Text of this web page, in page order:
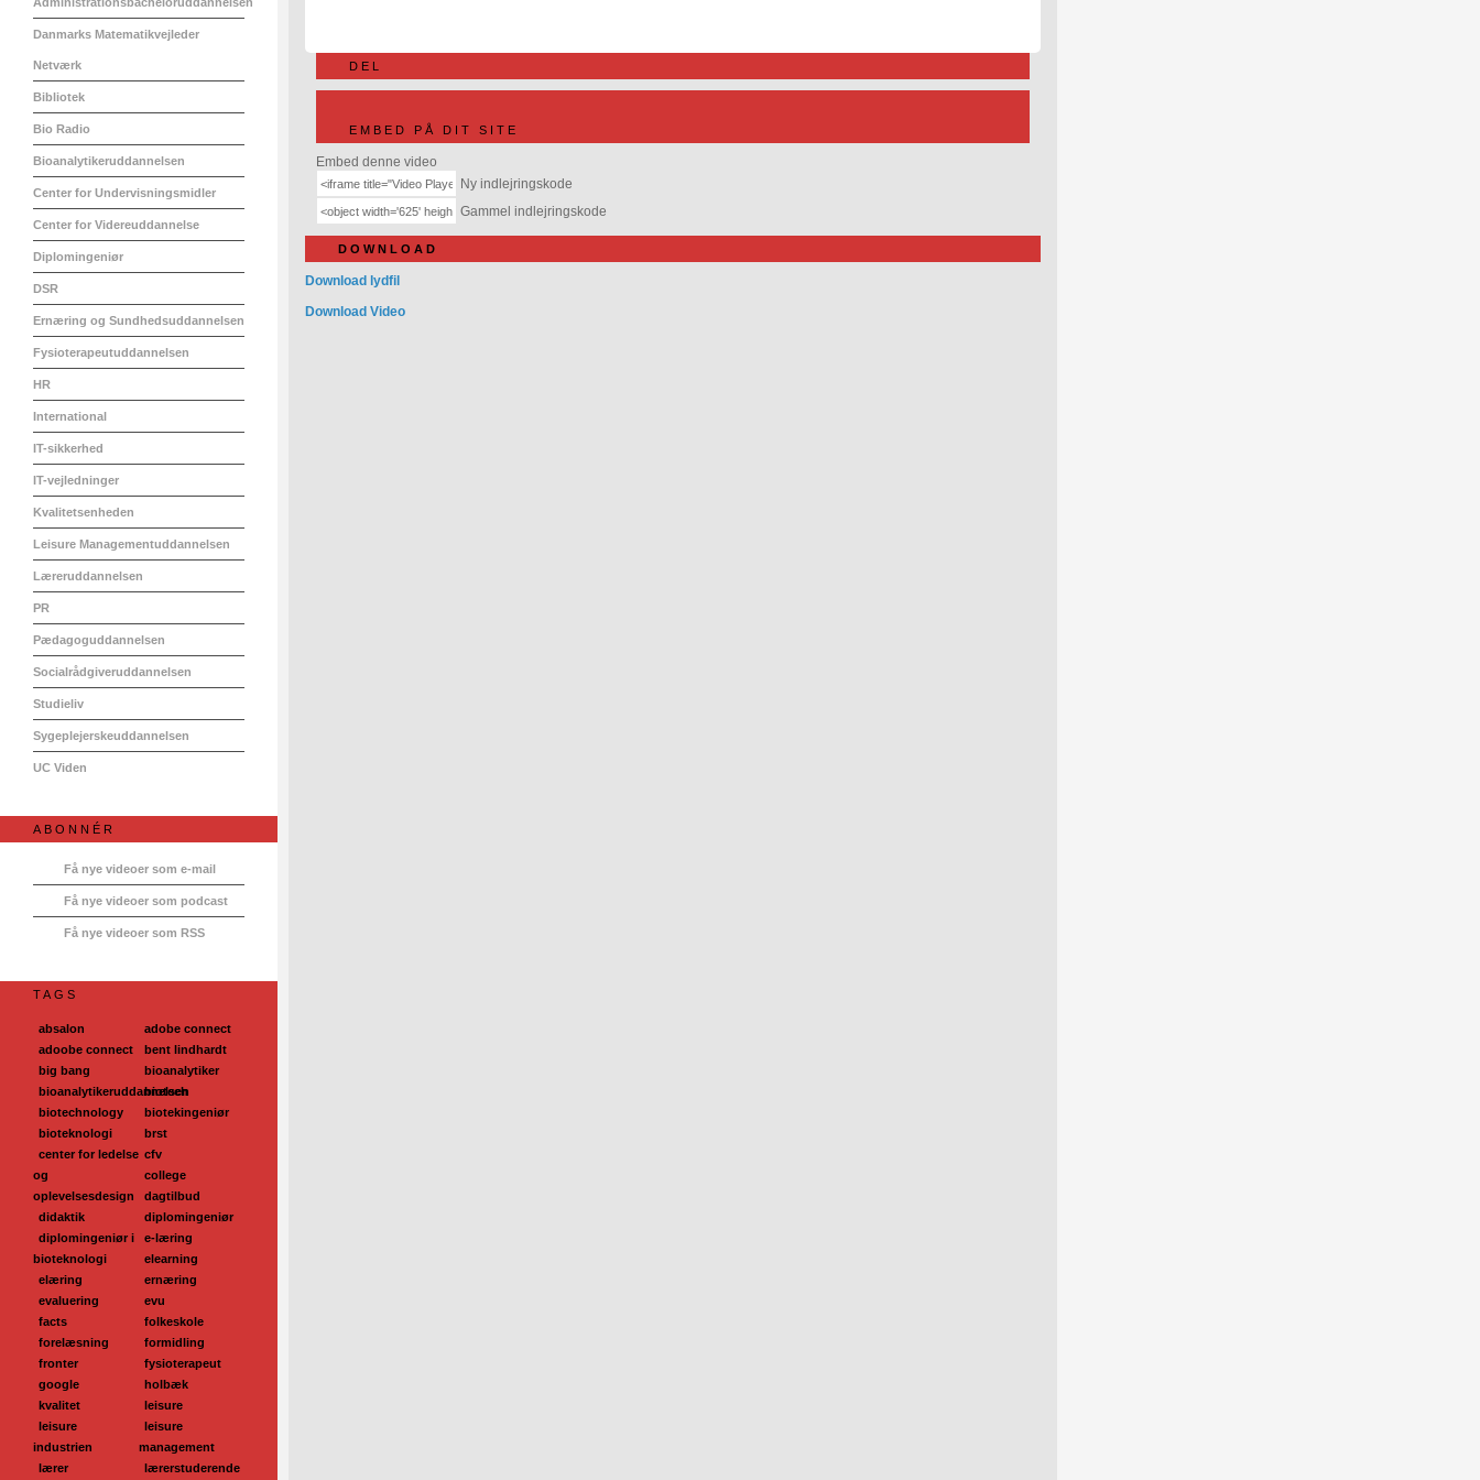
Danmarks Matematikvejleder
Netværk
Bibliotek
Bio Radio
Bioanalytikeruddannelsen
Center for Undervisningsmidler
Center for Videreuddannelse
Diplomingeniør
DSR
Ernæring og Sundhedsuddannelsen
Fysioterapeutuddannelsen
HR
International
IT-sikkerhed
IT-vejledninger
Kvalitetsenheden
Leisure Managementuddannelsen
Læreruddannelsen
PR
Pædagoguddannelsen
Socialrådgiveruddannelsen
Studieliv
Sygeplejerskeuddannelsen
UC Viden
ABONNÉR
Få nye videoer som e-mail
Få nye videoer som podcast
Få nye videoer som RSS
TAGS
absalon
adobe connect
adoobe connect
bent lindhardt
big bang
bioanalytiker
bioanalytikeruddannelsen
biotech
biotechnology
biotekingeniør
bioteknologi
brst
center for ledelse
og
oplevelsesdesign
cfv
college
dagtilbud
didaktik
diplomingeniør
diplomingeniør i
bioteknologi
e-læring
elearning
elæring
ernæring
evaluering
evu
facts
folkeskole
forelæsning
formidling
fronter
fysioterapeut
google
holbæk
kvalitet
leisure
leisure
industrien
leisure
management
lærer
lærerstuderende
DEL
EMBED PÅ DIT SITE
Embed denne video
Ny indlejringskode
Gammel indlejringskode
DOWNLOAD
Download lydfil
Download Video